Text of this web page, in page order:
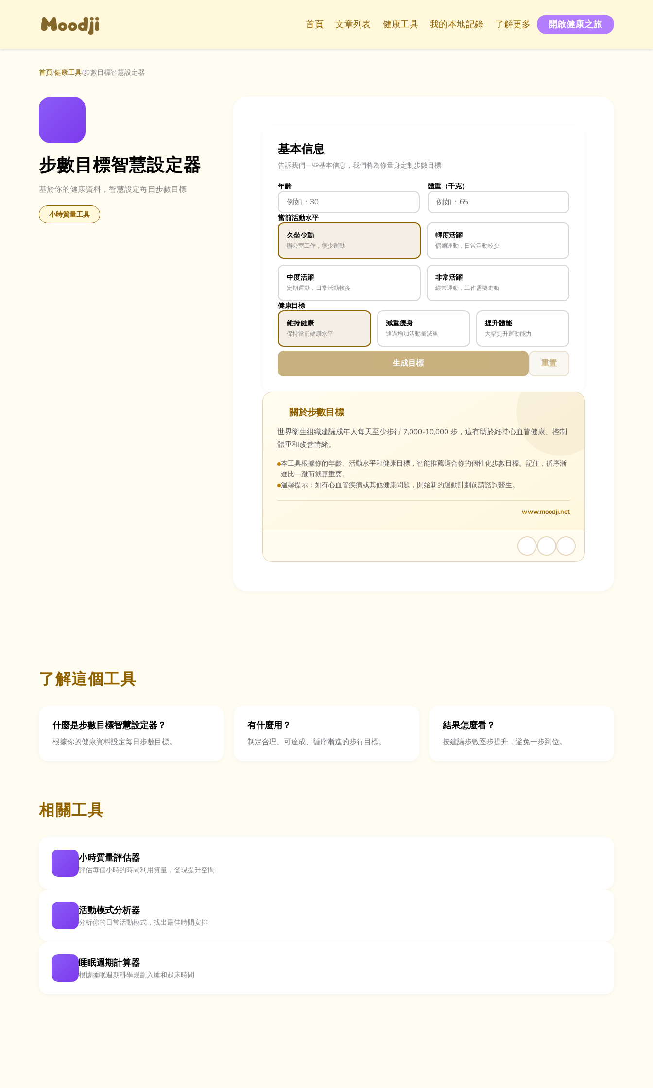
首頁 文章列表 健康工具 我的本地記錄 了解更多 開啟健康之旅
首頁/健康工具/步數目標智慧設定器
步數目標智慧設定器
基於你的健康資料，智慧設定每日步數目標
小時質量工具
基本信息
告訴我們一些基本信息，我們將為你量身定制步數目標
年齡 體重（千克）
當前活動水平
久坐少動
辦公室工作，很少運動
輕度活躍
偶爾運動，日常活動較少
中度活躍
定期運動，日常活動較多
非常活躍
經常運動，工作需要走動
健康目標
維持健康
保持當前健康水平
減重瘦身
通過增加活動量減重
提升體能
大幅提升運動能力
生成目標 重置
關於步數目標
世界衛生組織建議成年人每天至少步行 7,000-10,000 步，這有助於維持心血管健康、控制
體重和改善情緒。
本工具根據你的年齡、活動水平和健康目標，智能推薦適合你的個性化步數目標。記住，循序漸
進比一蹴而就更重要。
溫馨提示：如有心血管疾病或其他健康問題，開始新的運動計劃前請諮詢醫生。
www.moodji.net
了解這個工具
什麼是步數目標智慧設定器？
根據你的健康資料設定每日步數目標。
有什麼用？
制定合理、可達成、循序漸進的步行目標。
結果怎麼看？
按建議步數逐步提升，避免一步到位。
相關工具
小時質量評估器
評估每個小時的時間利用質量，發現提升空間
活動模式分析器
分析你的日常活動模式，找出最佳時間安排
睡眠週期計算器
根據睡眠週期科學規劃入睡和起床時間